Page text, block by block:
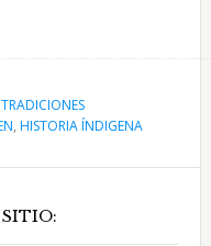
, HISTORIA ÍNDIGENA
SITIO: